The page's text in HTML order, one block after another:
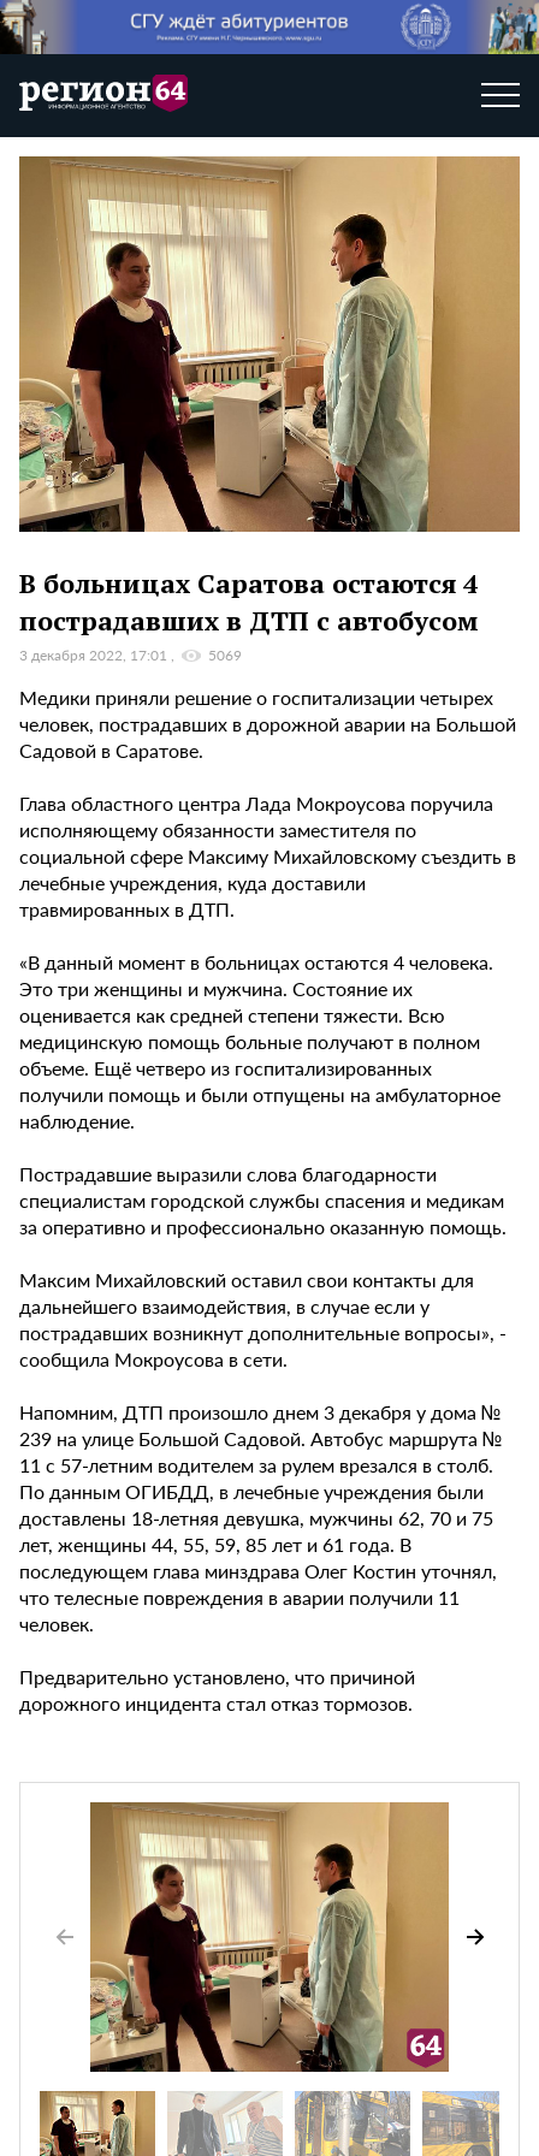
В больницах Саратова остаются 4
пострадавших в ДТП с автобусом
3 декабря 2022, 17:01 5069
Медики приняли решение о госпитализации четырех
человек, пострадавших в дорожной аварии на Большой
Садовой в Саратове.
Глава областного центра Лада Мокроусова поручила
исполняющему обязанности заместителя по
социальной сфере Максиму Михайловскому съездить в
лечебные учреждения, куда доставили
травмированных в ДТП.
«В данный момент в больницах остаются 4 человека.
Это три женщины и мужчина. Состояние их
оценивается как средней степени тяжести. Всю
медицинскую помощь больные получают в полном
объеме. Ещё четверо из госпитализированных
получили помощь и были отпущены на амбулаторное
наблюдение.
Пострадавшие выразили слова благодарности
специалистам городской службы спасения и медикам
за оперативно и профессионально оказанную помощь.
Максим Михайловский оставил свои контакты для
дальнейшего взаимодействия, в случае если у
пострадавших возникнут дополнительные вопросы», -
сообщила Мокроусова в сети.
Напомним, ДТП произошло днем 3 декабря у дома №
239 на улице Большой Садовой. Автобус маршрута №
11 с 57-летним водителем за рулем врезался в столб.
По данным ОГИБДД, в лечебные учреждения были
доставлены 18-летняя девушка, мужчины 62, 70 и 75
лет, женщины 44, 55, 59, 85 лет и 61 года. В
последующем глава минздрава Олег Костин уточнял,
что телесные повреждения в аварии получили 11
человек.
Предварительно установлено, что причиной
дорожного инцидента стал отказ тормозов.